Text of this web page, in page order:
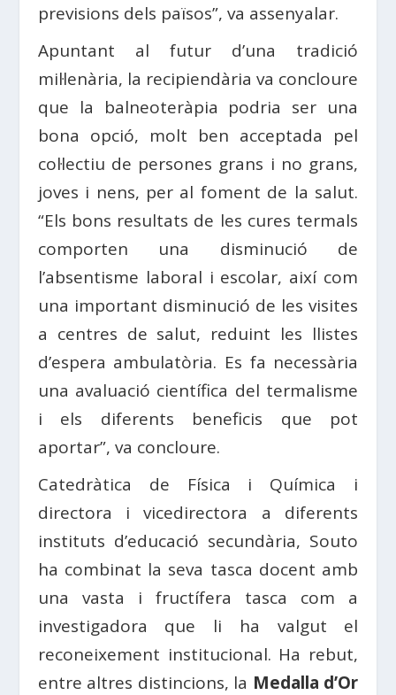
previsions dels països”, va assenyalar.
Apuntant al futur d’una tradició
mil·lenària, la recipiendària va concloure
que la balneoteràpia podria ser una
bona opció, molt ben acceptada pel
col·lectiu de persones grans i no grans,
joves i nens, per al foment de la salut.
“Els bons resultats de les cures termals
comporten una disminució de
l’absentisme laboral i escolar, així com
una important disminució de les visites
a centres de salut, reduint les llistes
d’espera ambulatòria. Es fa necessària
una avaluació científica del termalisme
i els diferents beneficis que pot
aportar”, va concloure.
Catedràtica de Física i Química i
directora i vicedirectora a diferents
instituts d’educació secundària, Souto
ha combinat la seva tasca docent amb
una vasta i fructífera tasca com a
investigadora que li ha valgut el
reconeixement institucional. Ha rebut,
entre altres distincions, la Medalla d’Or